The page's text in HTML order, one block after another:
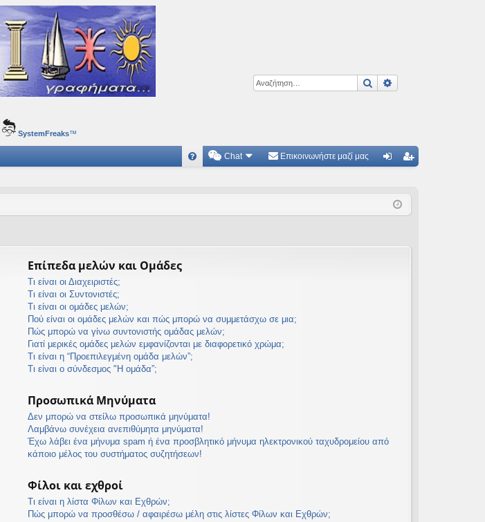
Αναζήτηση
SystemFreaks™
Γ
Chat Επικοινωνήστε μαζί μας
ρα
Επίπεδα μελών και Ομάδες
Τι είναι οι Διαχειριστές;
Τι είναι οι Συντονιστές;
Τι είναι οι ομάδες μελών;
Πού είναι οι ομάδες μελών και πώς μπορώ να συμμετάσχω σε μια;
Πώς μπορώ να γίνω συντονιστής ομάδας μελών;
Γιατί μερικές ομάδες μελών εμφανίζονται με διαφορετικό χρώμα;
Τι είναι η “Προεπιλεγμένη ομάδα μελών”;
Τι είναι ο σύνδεσμος "Η ομάδα”;
Προσωπικά Μηνύματα
Δεν μπορώ να στείλω προσωπικά μηνύματα!
Λαμβάνω συνέχεια ανεπιθύμητα μηνύματα!
Έχω λάβει ένα μήνυμα spam ή ένα προσβλητικό μήνυμα ηλεκτρονικού ταχυδρομείου από
κάποιο μέλος του συστήματος συζητήσεων!
Φίλοι και εχθροί
Τι είναι η λίστα Φίλων και Εχθρών;
Πώς μπορώ να προσθέσω / αφαιρέσω μέλη στις λίστες Φίλων και Εχθρών;